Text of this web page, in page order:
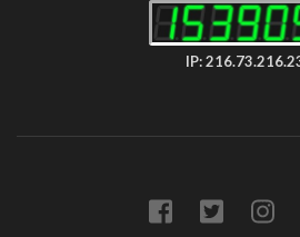
IP: